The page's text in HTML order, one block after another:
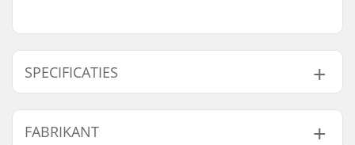
SPECIFICATIES
Type:
Soft Shell
Activiteit:
FABRIKANT